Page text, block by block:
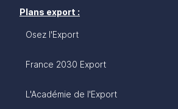
Plans export :
Osez l'Export
France 2030 Export
L'Académie de l'Export